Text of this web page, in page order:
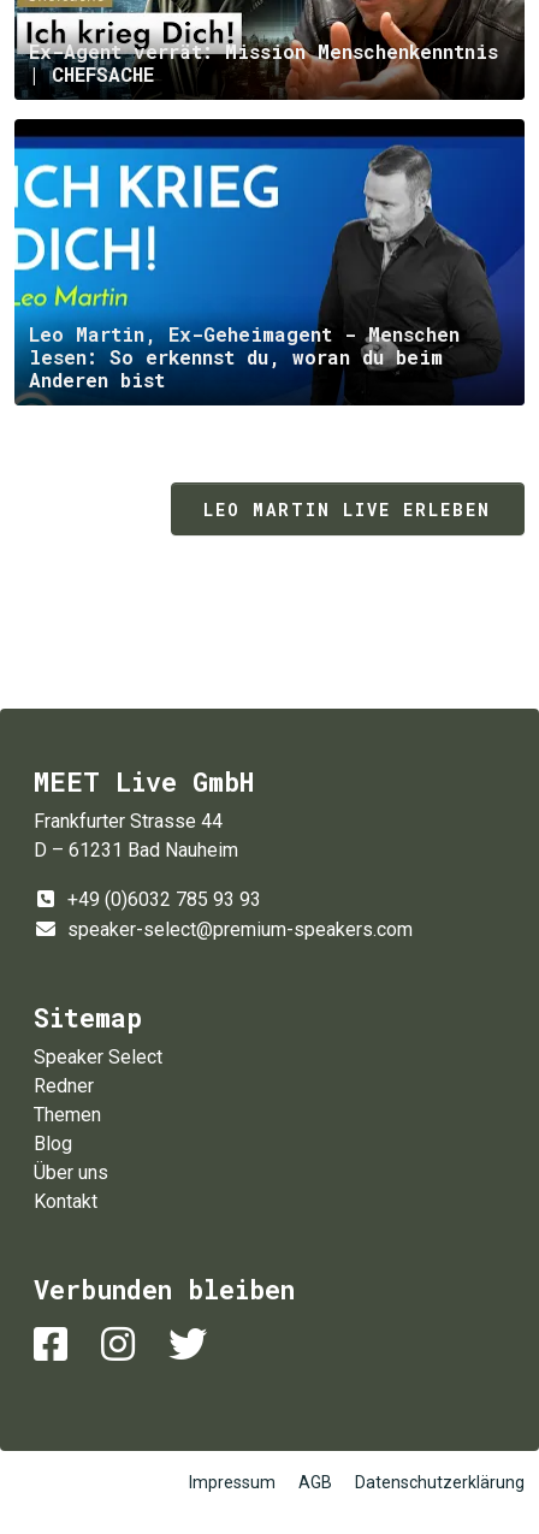
Ex-Agent verrät: Mission Menschenkenntnis
| CHEFSACHE
Leo Martin, Ex-Geheimagent - Menschen
lesen: So erkennst du, woran du beim
Anderen bist
LEO MARTIN LIVE ERLEBEN
MEET Live GmbH
Frankfurter Strasse 44
D – 61231 Bad Nauheim
+49 (0)6032 785 93 93
speaker-select@premium-speakers.com
Sitemap
Speaker Select
Redner
Themen
Blog
Über uns
Kontakt
Verbunden bleiben
Impressum AGB Datenschutzerklärung